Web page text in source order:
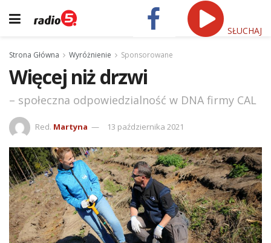
SŁUCHAJ
Strona Główna Wyróżnienie Sponsorowane
Więcej niż drzwi
– społeczna odpowiedzialność w DNA firmy CAL
Red. Martyna 13 października 2021